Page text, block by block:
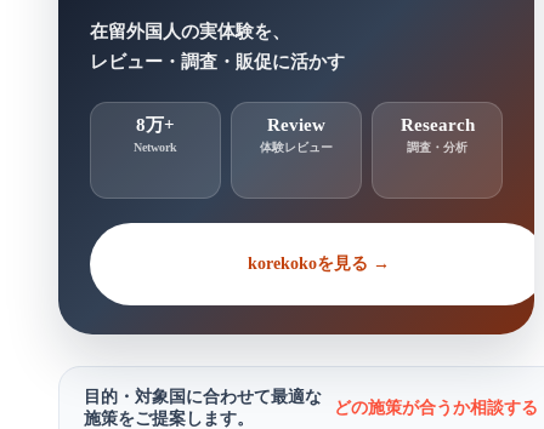
在留外国人の実体験を、
レビュー・調査・販促に活かす
8万+
Network
Review
体験レビュー
Research
調査・分析
korekokoを見る →
目的・対象国に合わせて最適な
施策をご提案します。
どの施策が合うか相談す